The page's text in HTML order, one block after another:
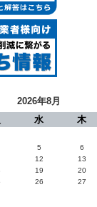
2026年8月
水 木
5 6
12 13
19 20
26 27